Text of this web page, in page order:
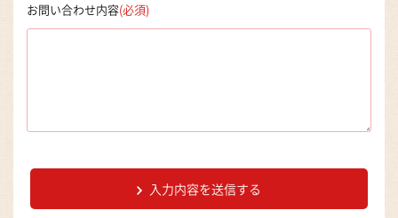
お問い合わせ内容
入力内容を送信する